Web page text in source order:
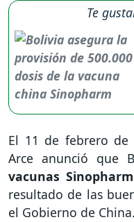
Te
El 11 de febrero de
Arce anunció que
vacunas
resultado de las
el Gobierno de China.